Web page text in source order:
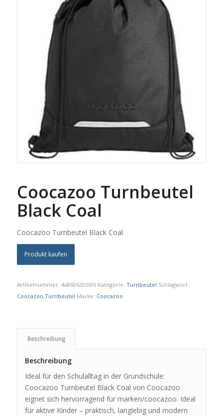
Coocazoo Turnbeutel
Black Coal
Coocazoo Turnbeutel Black Coal
Produkt kaufen
Artikelnummer: 4a86062056f6 Kategorie: Turnbeutel Schlagwort:
Coocazoo,Turnbeutel Marke: Coocazoo
Beschreibung
Beschreibung
Ideal für den Schulalltag in der Grundschule:
Coocazoo Turnbeutel Black Coal von Coocazoo
eignet sich hervorragend für marken/coocazoo. Ideal
für aktive Kinder – praktisch, langlebig und modern